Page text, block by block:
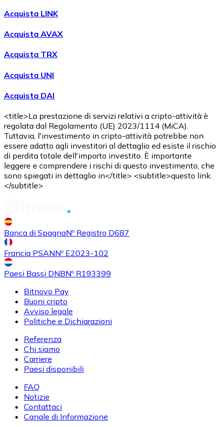
Acquista LINK
Acquista AVAX
Acquista TRX
Acquista UNI
Acquista DAI
<title>La prestazione di servizi relativi a cripto-attività è
regolata dal Regolamento (UE) 2023/1114 (MiCA).
Tuttavia, l'investimento in cripto-attività potrebbe non
essere adatto agli investitori al dettaglio ed esiste il rischio
di perdita totale dell'importo investito. È importante
leggere e comprendere i rischi di questo investimento, che
sono spiegati in dettaglio in</title> <subtitle>questo link.
</subtitle>
Banca di SpagnaNº Registro D687
Francia PSANNº E2023-102
Paesi Bassi DNBNº R193399
Bitnovo Pay
Buoni cripto
Avviso legale
Politiche e Dichiarazioni
Referenza
Chi siamo
Carriere
Paesi disponibili
FAQ
Notizie
Contattaci
Canale di Informazione